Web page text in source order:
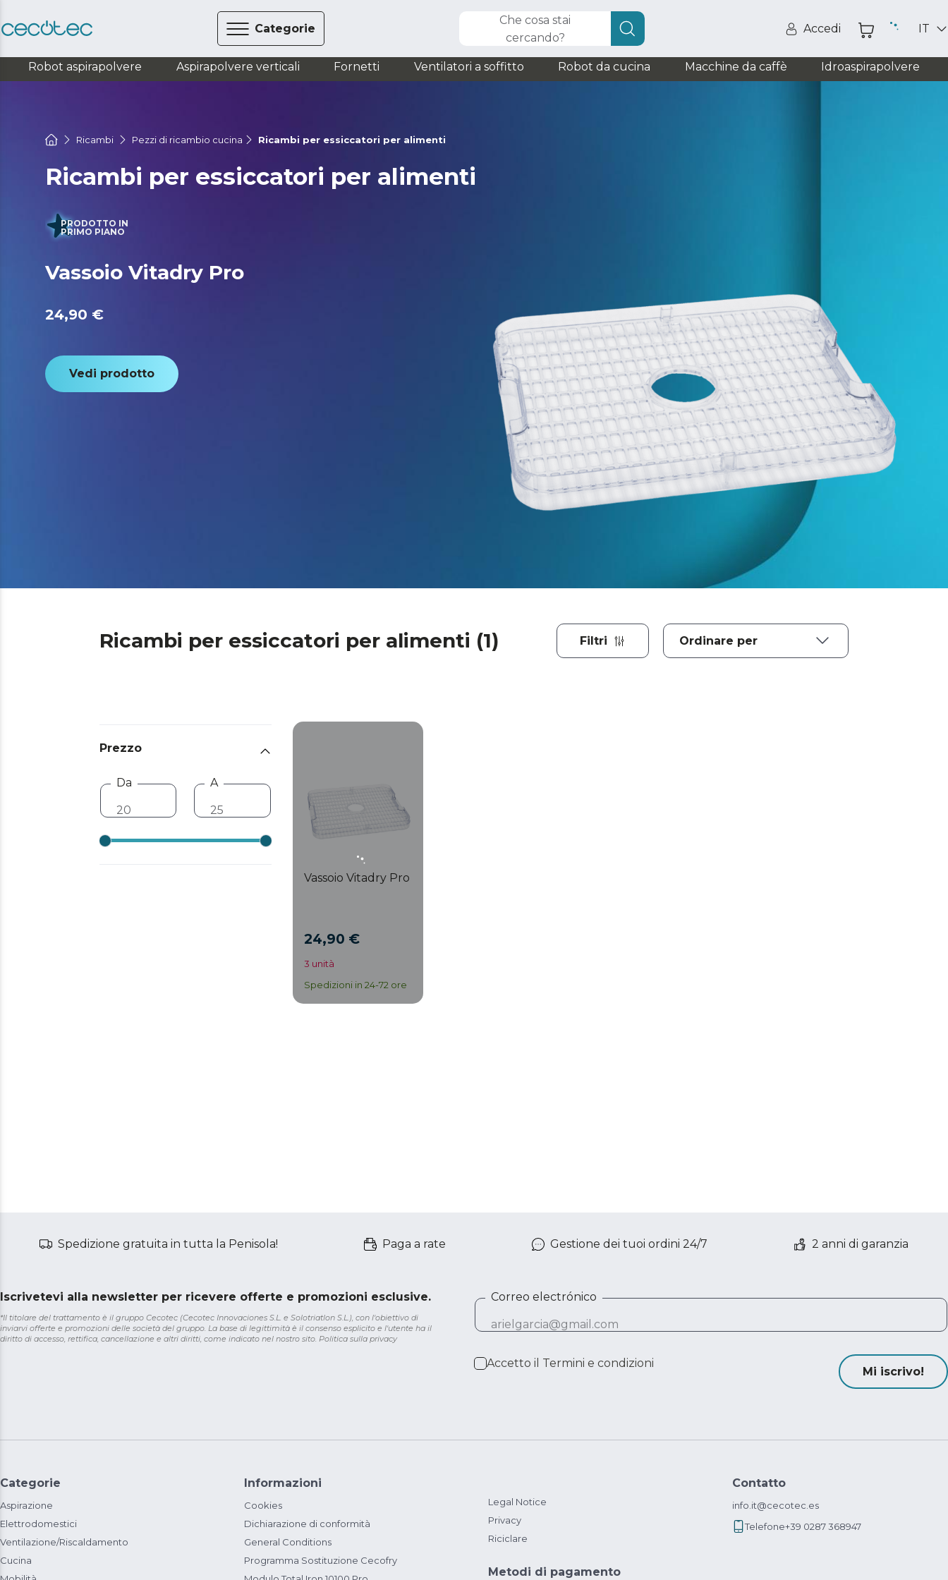
Categorie
Che cosa stai
cercando?
Accedi IT
Robot aspirapolvere Aspirapolvere verticali Fornetti Ventilatori a soffitto Robot da cucina Macchine da caffè Idroaspirapolvere
Ricambi Pezzi di ricambio cucina Ricambi per essiccatori per alimenti
Ricambi per essiccatori per alimenti
PRODOTTO IN
PRIMO PIANO
Vassoio Vitadry Pro
24,90 €
Vedi prodotto
Ricambi per essiccatori per alimenti (1) Filtri
Prezzo
Da A
Vassoio Vitadry Pro
24,90 €
3 unità
Spedizioni in 24-72 ore
Spedizione gratuita in tutta la Penisola! Paga a rate Gestione dei tuoi ordini 24/7 2 anni di garanzia
Iscrivetevi alla newsletter per ricevere offerte e promozioni esclusive.
*Il titolare del trattamento è il gruppo Cecotec (Cecotec Innovaciones S.L. e Solotriatlon S.L.), con l'obiettivo di
inviarvi offerte e promozioni delle società del gruppo. La base di legittimità è il consenso esplicito e l'utente ha il
diritto di accesso, rettifica, cancellazione e altri diritti, come indicato nel nostro sito. Politica sulla privacy
Correo electrónico
Accetto il Termini e condizioni
Mi iscrivo!
Categorie
Aspirazione
Elettrodomestici
Ventilazione/Riscaldamento
Cucina
Informazioni
Cookies
Dichiarazione di conformità
General Conditions
Programma Sostituzione Cecofry
Legal Notice
Privacy
Riciclare
Metodi di pagamento
Contatto
info.it@cecotec.es
Telefone+39 0287 368947